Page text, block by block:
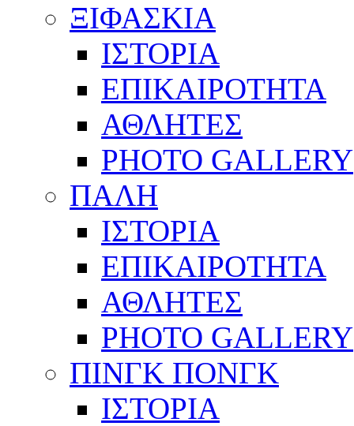
ΞΙΦΑΣΚΙΑ
ΙΣΤΟΡΙΑ
ΕΠΙΚΑΙΡΟΤΗΤΑ
ΑΘΛΗΤΕΣ
PHOTO GALLERY
ΠΑΛΗ
ΙΣΤΟΡΙΑ
ΕΠΙΚΑΙΡΟΤΗΤΑ
ΑΘΛΗΤΕΣ
PHOTO GALLERY
ΠΙΝΓΚ ΠΟΝΓΚ
ΙΣΤΟΡΙΑ